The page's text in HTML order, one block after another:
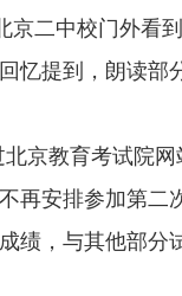
中校门外看到
忆提到，朗读
教育考试院网
再安排参加第
，与其他部分